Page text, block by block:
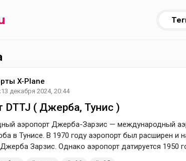
X-Plane
13 декабря 2024, 20:44
DTTJ ( Джерба, Тунис )
аэропорт Джерба-Зарзис — международный
​​в Тунисе. В 1970 году аэропорт был расширен и
​​Зарзис. Однако аэропорт датируется 1950